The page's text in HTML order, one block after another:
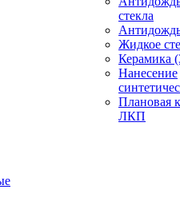
стекла
Жидкое
Керамика
Нанесение
Плановая
ЛКП